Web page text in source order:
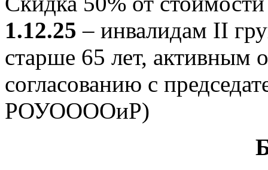
1.12.25 – инвалидам II
старше 65 лет, активным
согласованию с
РОУООООиР)